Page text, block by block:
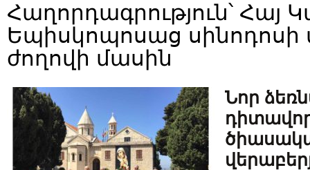
Հաղորդագրություն՝ Հայ
Եպիսկոպոսաց
ժողովի մասին
Նոր